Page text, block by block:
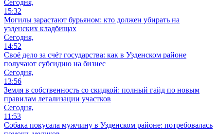
Сегодня,
15:32
Могилы зарастают бурьяном: кто должен убирать на
узденских кладбищах
Сегодня,
14:52
Своё дело за счёт государства: как в Узденском районе
получают субсидию на бизнес
Сегодня,
13:56
Земля в собственность со скидкой: полный гайд по новым
правилам легализации участков
Сегодня,
11:53
Собака покусала мужчину в Узденском районе: потребовалась